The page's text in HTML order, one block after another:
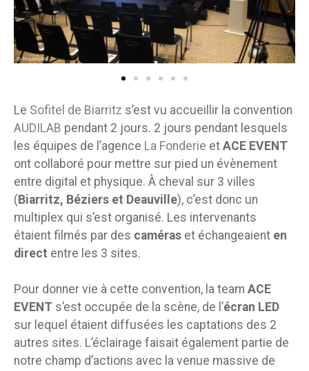
Le Sofitel de Biarritz s’est vu accueillir la convention
AUDILAB pendant 2 jours. 2 jours pendant lesquels
les équipes de l’agence La Fonderie et ACE EVENT
ont collaboré pour mettre sur pied un évènement
entre digital et physique. À cheval sur 3 villes
( Biarritz, Béziers et Deauville), c’est donc un
multiplex qui s’est organisé. Les intervenants
étaient filmés par des caméras et échangeaient en
direct entre les 3 sites.
Pour donner vie à cette convention, la team ACE
EVENT s’est occupée de la scène, de l’écran LED
sur lequel étaient diffusées les captations des 2
autres sites. L’éclairage faisait également partie de
notre champ d’actions avec la venue massive de